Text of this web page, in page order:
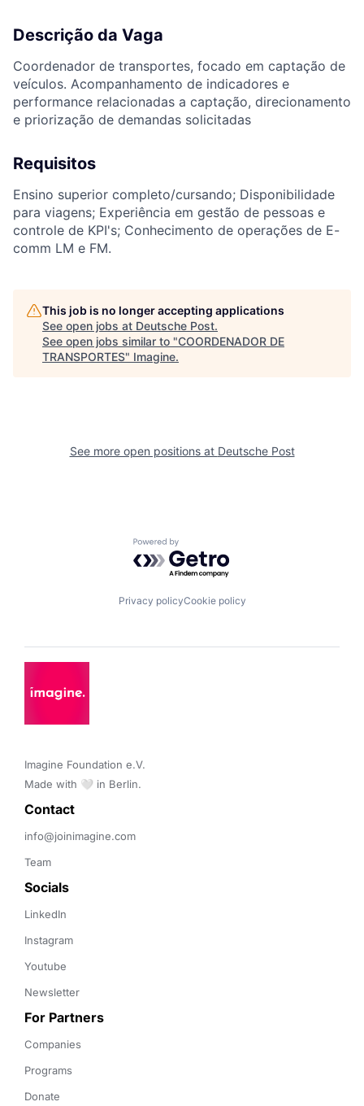
Descrição da Vaga
Coordenador de transportes, focado em captação de
veículos. Acompanhamento de indicadores e
performance relacionadas a captação, direcionamento
e priorização de demandas solicitadas
Requisitos
Ensino superior completo/cursando; Disponibilidade
para viagens; Experiência em gestão de pessoas e
controle de KPI's; Conhecimento de operações de E-
comm LM e FM.
This job is no longer accepting applications
See open jobs at Deutsche Post.
See open jobs similar to "COORDENADOR DE
TRANSPORTES" Imagine.
See more open positions at Deutsche Post
Powered by Getro.com
Privacy policyCookie policy
Imagine Foundation e.V.
Made with 🤍 in Berlin.
Contact
info@joinimagine.com
Team
Socials
LinkedIn
Instagram
Youtube
Newsletter
For Partners
Companies
Programs
Donate